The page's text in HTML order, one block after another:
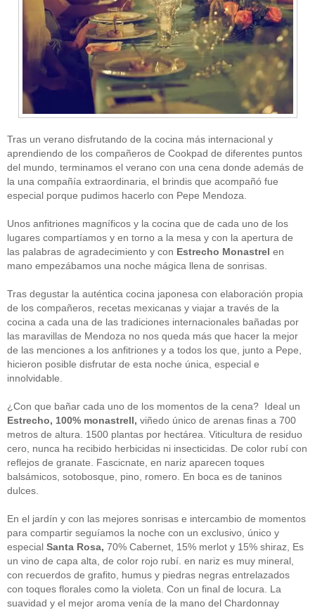
CATEGORÍAS
Alimentos(44)
America(8)
Carnes(3)
cataluña(1)
Cocina(38)
consejos(3)
El Celler de Can Roca(1)
Empresas(12)
ferran adria(10)
formación(1)
Gastronomía
Guipuzcoa
(2)
(1)
Joan Roca(2)
libros (2)
Madrid(4)
mejores-productos (3)
México(1)
Murcia
quesos(3)
Restaurantes
rutas de tapas
(2)
Setas(1)
Sin categoría(348)
solidaridad(1)
tapas (2)
Tras un verano disfrutando de la cocina más internacional y
aprendiendo de los compañeros de Cookpad de diferentes puntos
del mundo, terminamos el verano con una cena donde además de
la una compañía extraordinaria, el brindis que acompañó fue
especial porque pudimos hacerlo con Pepe Mendoza.
Unos anfitriones magníficos y la cocina que de cada uno de los
lugares compartíamos y en torno a la mesa y con la apertura de
las palabras de agradecimiento y con Estrecho Monastrel en
mano empezábamos una noche mágica llena de sonrisas.
Tras degustar la auténtica cocina japonesa con elaboración propia
de los compañeros, recetas mexicanas y viajar a través de la
cocina a cada una de las tradiciones internacionales bañadas por
las maravillas de Mendoza no nos queda más que hacer la mejor
de las menciones a los anfitriones y a todos los que, junto a Pepe,
hicieron posible disfrutar de esta noche única, especial e
innolvidable.
¿Con que bañar cada uno de los momentos de la cena? Ideal un
Estrecho, 100% monastrell, viñedo único de arenas finas a 700
metros de altura. 1500 plantas por hectárea. Viticultura de residuo
cero, nunca ha recibido herbicidas ni insecticidas. De color rubí con
reflejos de granate. Fascicnate, en nariz aparecen toques
balsámicos, sotobosque, pino, romero. En boca es de taninos
dulces.
En el jardín y con las mejores sonrisas e intercambio de momentos
para compartir seguíamos la noche con un exclusivo, único y
especial Santa Rosa, 70% Cabernet, 15% merlot y 15% shiraz, Es
un vino de capa alta, de color rojo rubí. en nariz es muy mineral,
con recuerdos de grafito, humus y piedras negras entrelazados
con toques florales como la violeta. Con un final de locura. La
suavidad y el mejor aroma venía de la mano del Chardonnay